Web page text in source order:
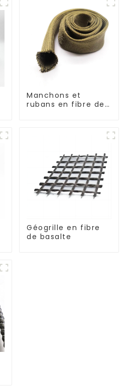
Manchons et
rubans en fibre de
Géogrille en fibre
de basalte